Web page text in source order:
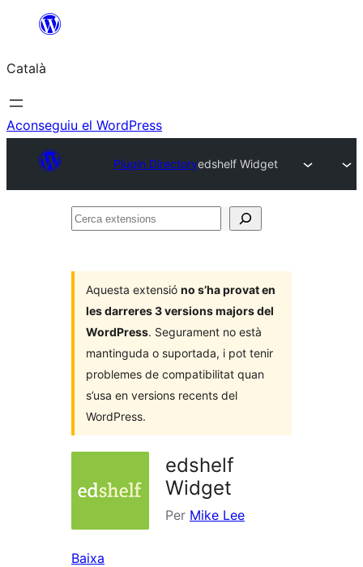
contingut
Català
Aconseguiu el WordPress
Plugin Directoryedshelf Widget
Cerca
Aquesta extensió no s’ha provat en
les darreres 3 versions majors del
WordPress. Segurament no està
mantinguda o suportada, i pot tenir
problemes de compatibilitat quan
s’usa en versions recents del
WordPress.
edshelf
Widget
Per Mike Lee
Baixa